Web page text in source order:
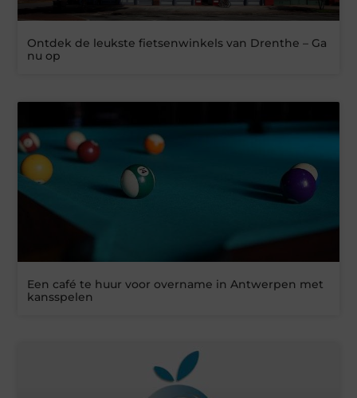
Ontdek de leukste fietsenwinkels van Drenthe – Ga
nu op
Een café te huur voor overname in Antwerpen met
kansspelen